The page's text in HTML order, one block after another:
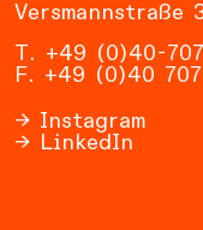
Versmannstraße
T. +49 (0)40-
F. +49 (0)40
Instagram
LinkedIn